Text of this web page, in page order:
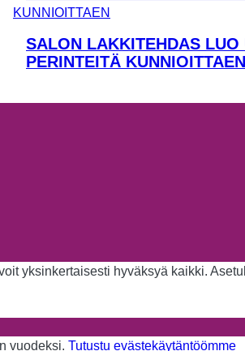
SALON LAKKITEHDAS LUO
PERINTEITÄ KUNNIOITTAEN
yksinkertaisesti hyväksyä kaikki.
vuodeksi. Tutustu evästekäytäntöömme